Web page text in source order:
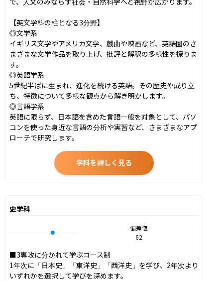
【英文学科の柱となる3分野】
◎文学系
イギリス文学やアメリカ文学、戯曲や映画など、英語圏のさ
まざまな文学作品を取り上げ、批評と解釈の多様性を探りま
す。
◎英語学系
5世紀半ばに生まれ、進化を続ける英語。その歴史や成り立
ち、特徴について多様な観点から解き明かします。
◎言語学系
英語に限らず、日本語を含めた言語一般を対象として、パソ
コンを使った身近な言語の分析や実習など、さまざまなアプ
ローチで研究します。
学科を詳しく見る
史学科
偏差値
62
■3専攻に分かれて学ぶコース制
1年次に「日本史」「東洋史」「西洋史」を学び、2年次より
いずれかを選択して学びを深めます。